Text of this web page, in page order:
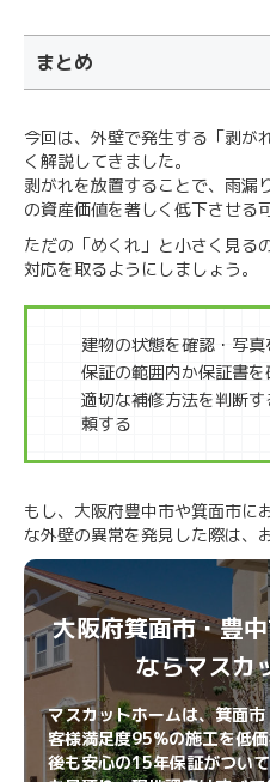
まとめ
今回は、外壁で発生する「剥が
く解説してきました。
剥がれを放置することで、雨漏
の資産価値を著しく低下させる
ただの「めくれ」と小さく見る
対応を取るようにしましょう。
建物の状態を確認・写
保証の範囲内か保証書を
適切な補修方法を判断
頼する
もし、大阪府豊中市や箕面市に
な外壁の異常を発見した際は、
大阪府箕面市・豊
ならマスカ
マスカットホームは、箕面
客様満足度95%の施工を低
後も安心の15年保証がつい